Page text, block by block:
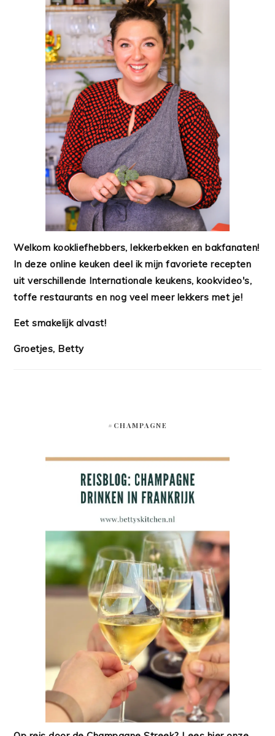
Welkom kookliefhebbers, lekkerbekken en bakfanaten!
In deze online keuken deel ik mijn favoriete recepten
uit verschillende Internationale keukens, kookvideo's,
toffe restaurants en nog veel meer lekkers met je!
Eet smakelijk alvast!
Groetjes, Betty
#CHAMPAGNE